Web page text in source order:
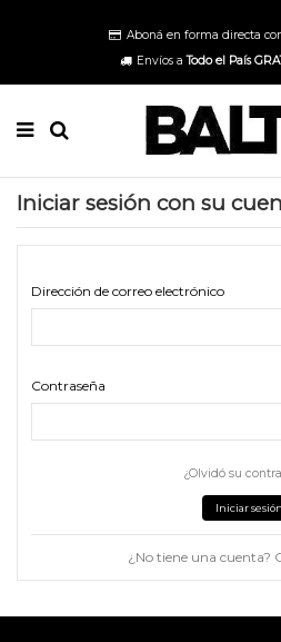
Aboná en forma directa
Envíos aTodo el País
Iniciar sesión con su
Dirección de correo electrónico
Contraseña
¿Olvidó su
¿No tiene una cuenta?